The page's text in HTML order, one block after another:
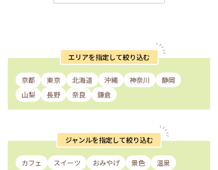
エリアを指定して絞り込む
京都 東京 北海道 沖縄 神奈川
静岡
山梨
長野 奈良 鎌倉
ジャンルを指定して絞り込む
カフェ スイーツ おみやげ 景色
温泉